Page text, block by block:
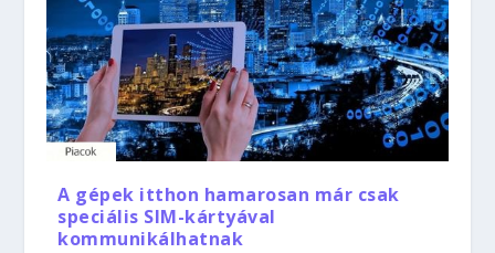
A gépek itthon hamarosan már csak
speciális SIM-kártyával
kommunikálhatnak